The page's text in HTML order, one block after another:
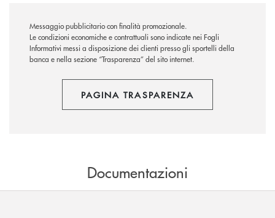
Messaggio pubblicitario con finalità promozionale.
Le condizioni economiche e contrattuali sono indicate nei Fogli
Informativi messi a disposizione dei clienti presso gli sportelli della
banca e nella sezione “Trasparenza” del sito internet.
PAGINA TRASPARENZA
Documentazioni